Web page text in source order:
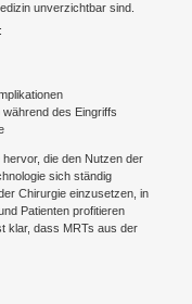
unverzichtbar sind.
des Eingriffs
die den Nutzen der
sich ständig
Chirurgie einzusetzen, in
Patienten profitieren
klar, dass MRTs aus der